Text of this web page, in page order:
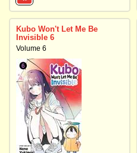
Kubo Won't Let Me Be
Invisible 6
Volume 6